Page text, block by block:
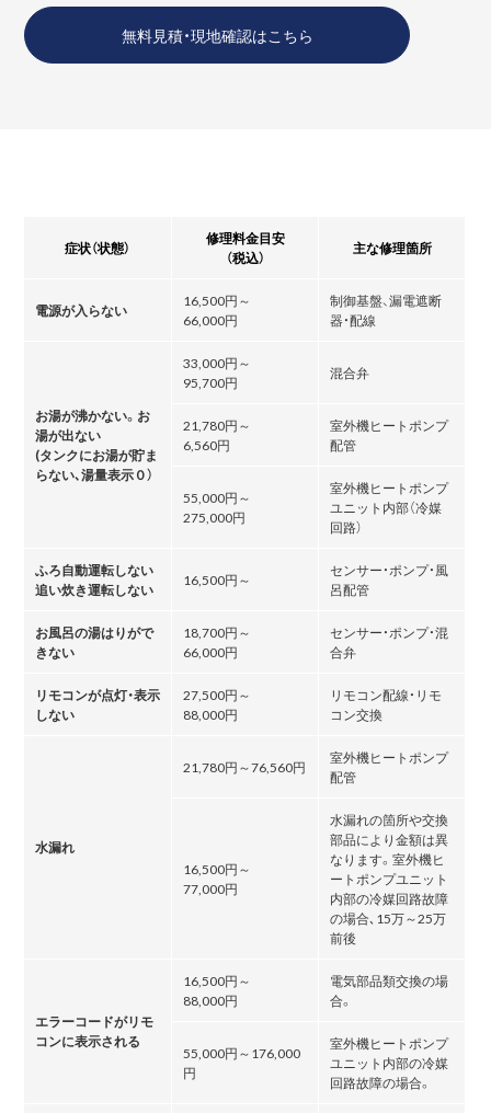
無料見積・現地確認はこちら
症状（状態）
修理料金目安
（税込）
主な修理箇所
電源が入らない
16,500円～
66,000円
制御基盤、漏電遮断
器・配線
お湯が沸かない。お
湯が出ない
(タンクにお湯が貯ま
らない､湯量表示０）
33,000円～
95,700円
混合弁
21,780円～
6,560円
室外機ヒートポンプ
配管
55,000円～
275,000円
室外機ヒートポンプ
ユニット内部（冷媒
回路）
ふろ自動運転しない
追い炊き運転しない
16,500円～
センサー・ポンプ・風
呂配管
お風呂の湯はりがで
きない
18,700円～
66,000円
センサー・ポンプ・混
合弁
リモコンが点灯・表示
しない
27,500円～
88,000円
リモコン配線・リモ
コン交換
水漏れ
21,780円～76,560円
室外機ヒートポンプ
配管
16,500円～
77,000円
水漏れの箇所や交換
部品により金額は異
なります。室外機ヒ
ートポンプユニット
内部の冷媒回路故障
の場合､15万～25万
前後
エラーコードがリモ
コンに表示される
16,500円～
88,000円
電気部品類交換の場
合。
55,000円～176,000
円
室外機ヒートポンプ
ユニット内部の冷媒
回路故障の場合。